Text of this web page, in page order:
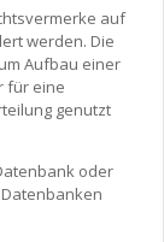
auf
werden. Die
Aufbau einer
für eine
genutzt
oder